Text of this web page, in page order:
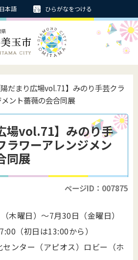
本語 ひらがなをつける
だまり広場vol.71】みのり手芸クラ
ント薔薇の会合同展
場vol.71】みのり手
ラワーアレンジメン
同展
ページID：007875
木曜日）～7月30日（金曜日）
（初日は13:00から）
ンター（アピオス）ロビー（ホ